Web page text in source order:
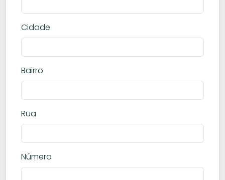
Cidade
Bairro
Rua
Número